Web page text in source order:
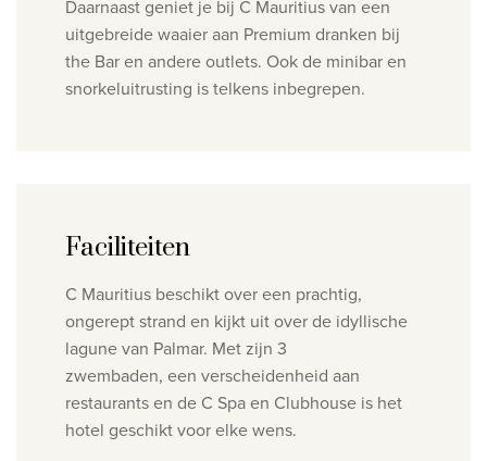
Daarnaast geniet je bij C Mauritius van een
uitgebreide waaier aan Premium dranken bij
the Bar en andere outlets. Ook de minibar en
snorkeluitrusting is telkens inbegrepen.
Faciliteiten
C Mauritius beschikt over een prachtig,
ongereptstrand en kijkt uit over de idyllische
lagunevan Palmar. Met zijn 3
zwembaden, een verscheidenheid aan
restaurants en de C Spaen Clubhouse is het
hotel geschikt voorelke wens.